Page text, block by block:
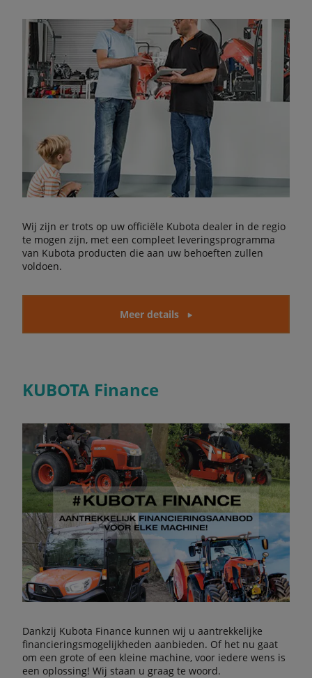
Wij zijn er trots op uw officiële Kubota dealer in de regio
te mogen zijn, met een compleet leveringsprogramma
van Kubota producten die aan uw behoeften zullen
voldoen.
Meer details
KUBOTA Finance
Dankzij Kubota Finance kunnen wij u aantrekkelijke
financieringsmogelijkheden aanbieden. Of het nu gaat
om een grote of een kleine machine, voor iedere wens is
een oplossing! Wij staan u graag te woord.